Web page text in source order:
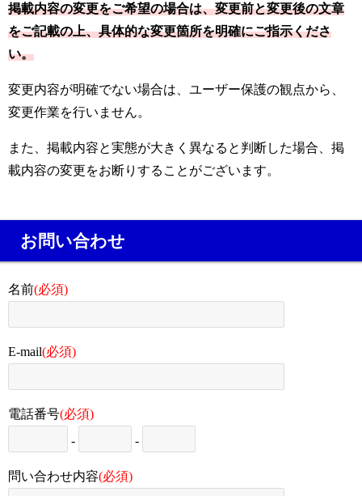
掲載内容の変更をご希望の場合は、変更前と変更後の文章
をご記載の上、具体的な変更箇所を明確にご指示くださ
い。
変更内容が明確でない場合は、ユーザー保護の観点から、
変更作業を行いません。
また、掲載内容と実態が大きく異なると判断した場合、掲
載内容の変更をお断りすることがございます。
お問い合わせ
名前(必須)
E-mail(必須)
電話番号(必須)
-
-
問い合わせ内容(必須)